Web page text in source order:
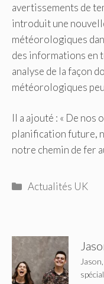
avertissements de
introduit une
météorologiques
des informations en
analyse de la façon
météorologiques
Il a ajouté : « De
planification future,
notre chemin de fer
Catégories
Actualités UK